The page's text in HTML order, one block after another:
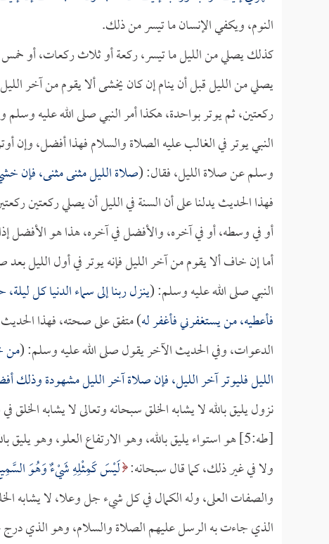
النوم، ويكفي الإنسان ما تيسر من ذلك.
كذلك يصلي من الليل ما تيسر، ركعة أو ثلاث ركعات، أو
يصلي من الليل قبل أن ينام إن كان يخشى ألا يقوم من آخر
ركعتين، ثم يوتر بواحدة، هكذا أمر النبي صلى الله عليه
النبي يوتر في الغالب عليه الصلاة والسلام فهذا أفضل، وإن
وسلم عن صلاة الليل، فقال: (صلاة الليل مثنى مثنى، فإن
فهذا الحديث يدلنا على أن السنة في الليل أن يصلي ركعتين
أو في وسطه، أو في آخره، والأفضل في آخره، هذا هو الأفضل
أما إن خاف ألا يقوم من آخر الليل فإنه يوتر في أول الليل
النبي صلى الله عليه وسلم: (ينزل ربنا إلى سماء الدنيا كل
فأعطيه، من يستغفرني فأغفر له) متفق على صحته، فهذا
الدعوات، وفي الحديث الآخر يقول صلى الله عليه وسلم: (من
الليل فليوتر آخر الليل، فإن صلاة آخر الليل مشهودة وذلك
نزول يليق بالله لا يشابه الخلق سبحانه وتعالى لا يشابه
[طه:5] هو استواء يليق بالله، وهو الارتفاع العلو، وهو
ولا في غير ذلك، كما قال سبحانه: لَيْسَ كَمِثْلِهِ شَيْءٌ وَهُوَ
والصفات العلى، وله الكمال في كل شيء جل وعلا، لا يشابه
الذي جاءت به الرسل عليهم الصلاة والسلام، وهو الذي